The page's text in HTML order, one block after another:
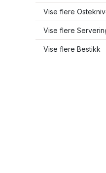
Vise flere
Vise flere
Vise flere Bestikk